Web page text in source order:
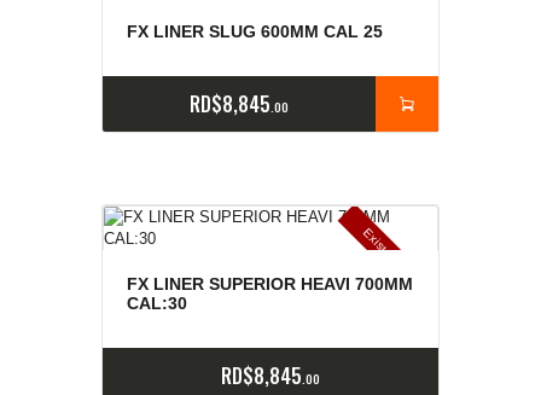
FX LINER SLUG 600MM CAL 25
RD$8,845 00
E
x
is
t
e
n
c
ia
s
a
g
o
t
a
d
a
s
FX LINER SUPERIOR HEAVI 700MM
CAL:30
RD$8,845 00